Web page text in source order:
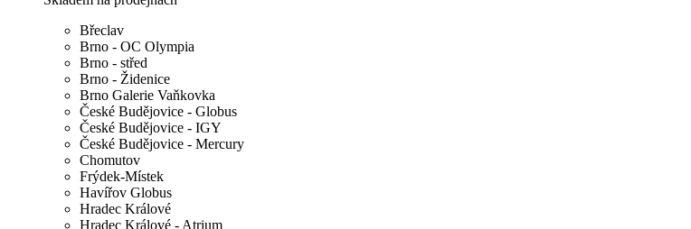
Břeclav
Brno - OC Olympia
Brno - střed
Brno - Židenice
Brno Galerie Vaňkovka
České Budějovice - Globus
České Budějovice - IGY
České Budějovice - Mercury
Chomutov
Frýdek-Místek
Havířov Globus
Hradec Králové
Hradec Králové - Atrium